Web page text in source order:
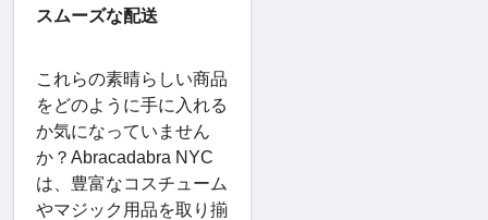
スムーズな配送
これらの素晴らしい商品
をどのように手に入れる
か気になっていません
か？Abracadabra NYC
は、豊富なコスチューム
やマジック用品を取り揃